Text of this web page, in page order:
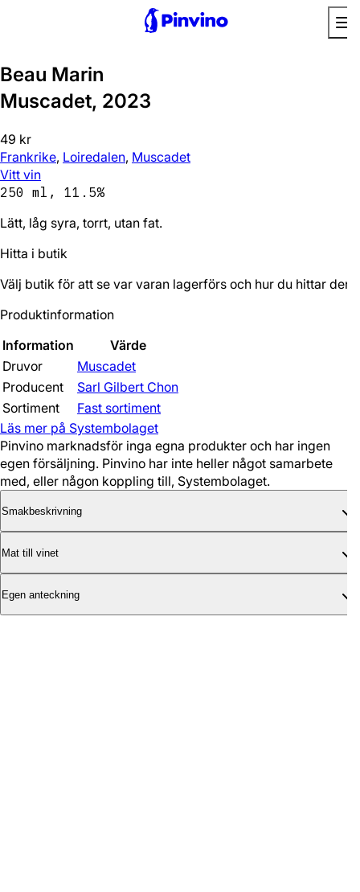
Beau Marin
Muscadet, 2023
49 kr
Frankrike, Loiredalen, Muscadet
Vitt vin
250 ml, 11.5%
Lätt, låg syra, torrt, utan fat.
Hitta i butik
Välj butik för att se var varan lagerförs och hur du hittar den.
Produktinformation
Information
Värde
Druvor
Muscadet
Producent
Sarl Gilbert Chon
Sortiment
Fast sortiment
Läs mer på Systembolaget
Pinvino marknadsför inga egna produkter och har ingen
egen försäljning. Pinvino har inte heller något samarbete
med, eller någon koppling till, Systembolaget.
Smakbeskrivning
Mat till vinet
Egen anteckning